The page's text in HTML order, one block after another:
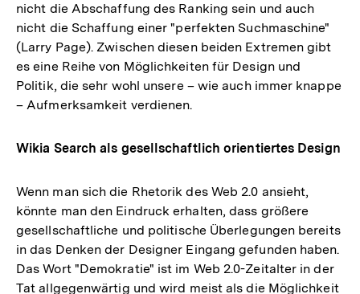
nicht die Abschaffung des Ranking sein und auch
nicht die Schaffung einer "perfekten Suchmaschine"
(Larry Page). Zwischen diesen beiden Extremen gibt
es eine Reihe von Möglichkeiten für Design und
Politik, die sehr wohl unsere – wie auch immer knappe
– Aufmerksamkeit verdienen.
Wikia Search als gesellschaftlich orientiertes Design
Wenn man sich die Rhetorik des Web 2.0 ansieht,
könnte man den Eindruck erhalten, dass größere
gesellschaftliche und politische Überlegungen bereits
in das Denken der Designer Eingang gefunden haben.
Das Wort "Demokratie" ist im Web 2.0-Zeitalter in der
Tat allgegenwärtig und wird meist als die Möglichkeit